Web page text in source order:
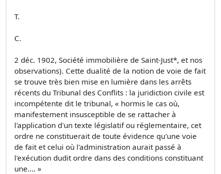
T.
C.
2 déc. 1902, Société immobilière de Saint-Just*, et nos
observations). Cette dualité de la notion de voie de fait
se trouve très bien mise en lumière dans les arrêts
récents du Tribunal des Conflits : la juridiction civile est
incompétente dit le tribunal, « hormis le cas où,
manifestement insusceptible de se rattacher à
l'application d'un texte législatif ou réglementaire, cet
ordre ne constituerait de toute évidence qu'une voie
de fait et celui où l'administration aurait passé à
l'exécution dudit ordre dans des conditions constituant
une.... »